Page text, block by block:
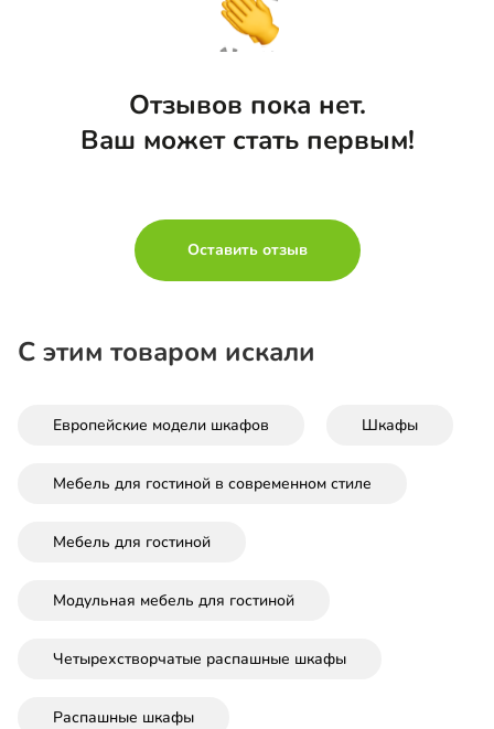
Отзывов пока нет.
Ваш может стать первым!
Оставить отзыв
С этим товаром искали
Европейские модели шкафов Шкафы
Мебель для гостиной в современном стиле
Мебель для гостиной
Модульная мебель для гостиной
Четырехстворчатые распашные шкафы
Распашные шкафы